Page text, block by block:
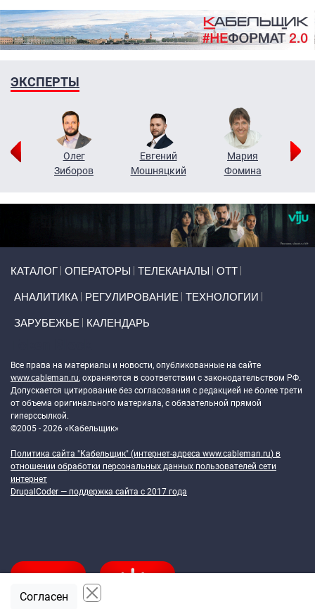
ЭКСПЕРТЫ
Олег
Зиборов
Евгений
Мошняцкий
Мария
Фомина
КАТАЛОГ ОПЕРАТОРЫ ТЕЛЕКАНАЛЫ ОТТ
АНАЛИТИКА РЕГУЛИРОВАНИЕ ТЕХНОЛОГИИ
ЗАРУБЕЖЬЕ КАЛЕНДАРЬ
Все права на материалы и новости, опубликованные на сайте
www.cableman.ru, охраняются в соответствии с законодательством РФ.
Допускается цитирование без согласования с редакцией не более трети
от объема оригинального материала, с обязательной прямой
гиперссылкой.
©2005 - 2026 «Кабельщик»
Политика сайта "Кабельщик" (интернет-адреса www.cableman.ru) в
отношении обработки персональных данных пользователей сети
интернет
DrupalCoder — поддержка сайта c 2017 года
Согласен